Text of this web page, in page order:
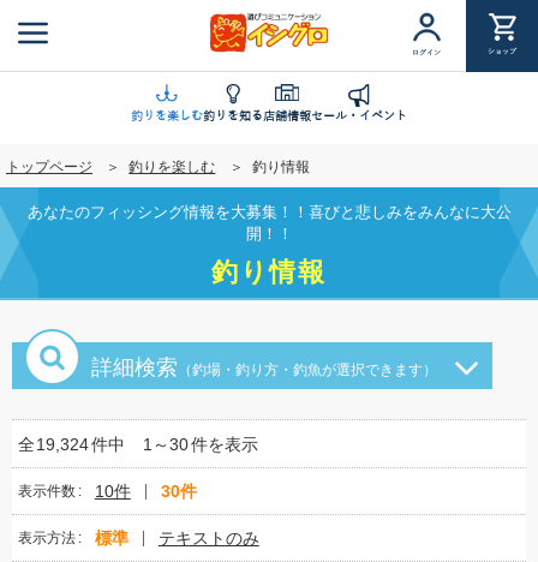
ン
に
移
動
ログイン ショップ
釣りを楽しむ釣りを知る店舗情報セール・イベント
トップページ 釣りを楽しむ 釣り情報
あなたのフィッシング情報を大募集！！喜びと悲しみをみんなに大公
開！！
釣り情報
詳細検索 （釣場・釣り方・釣魚が選択できます）
全19,324件中 1～30件を表示
表示件数 10件 30件
表示方法 標準 テキストのみ